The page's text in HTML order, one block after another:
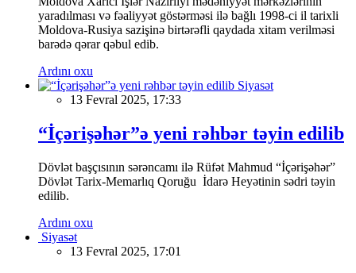
yaradılması və fəaliyyət göstərməsi ilə bağlı 1998-ci il tarixli
Moldova-Rusiya sazişinə birtərəfli qaydada xitam verilməsi
barədə qərar qəbul edib.
Ardını oxu
Siyasət
13 Fevral 2025, 17:33
“İçərişəhər”ə yeni rəhbər təyin edilib
Dövlət başçısının sərəncamı ilə Rüfət Mahmud “İçərişəhər”
Dövlət Tarix-Memarlıq Qoruğu İdarə Heyətinin sədri təyin
edilib.
Ardını oxu
Siyasət
13 Fevral 2025, 17:01